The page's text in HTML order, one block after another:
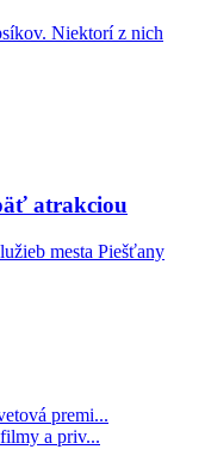
Niektorí z nich
atrakciou
mesta Piešťany
premi...
a priv...